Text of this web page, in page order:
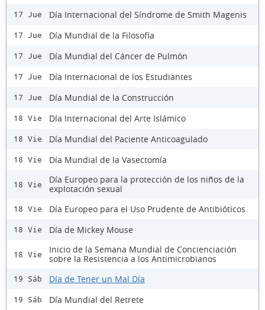
17 Jue Día Internacional del Síndrome de Smith Magenis
17 Jue Día Mundial de la Filosofía
17 Jue Día Mundial del Cáncer de Pulmón
17 Jue Día Internacional de los Estudiantes
17 Jue Día Mundial de la Construcción
18 Vie Día Internacional del Arte Islámico
18 Vie Día Mundial del Paciente Anticoagulado
18 Vie Día Mundial de la Vasectomía
18 Vie
Día Europeo para la protección de los niños de la
explotación sexual
18 Vie Día Europeo para el Uso Prudente de Antibióticos
18 Vie Día de Mickey Mouse
18 Vie
Inicio de la Semana Mundial de Concienciación
sobre la Resistencia a los Antimicrobianos
19 Sáb Día de Tener un Mal Día
19 Sáb Día Mundial del Retrete